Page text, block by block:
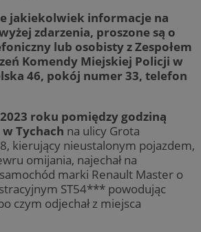
jakiekolwiek informacje na
zdarzenia, proszone są o
lub osobisty z Zespołem
Komendy Miejskiej Policji w
46, pokój numer 33, telefon
roku pomiędzy godziną
w Tychach na ulicy Grota
kierujący nieustalonym pojazdem,
omijania, najechał na
marki Renault Master o
ST54*** powodując
czym odjechał z miejsca